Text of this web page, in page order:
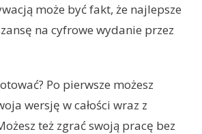
może być fakt, że najlepsze
na cyfrowe wydanie przez
Po pierwsze możesz
wersję w całości wraz z
też zgrać swoją pracę bez